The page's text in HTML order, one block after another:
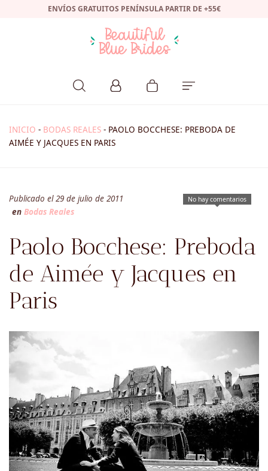
ENVÍOS GRATUITOS PENÍNSULA PARTIR DE +55€
INICIO - BODAS REALES - PAOLO BOCCHESE: PREBODA DE
AIMÉE Y JACQUES EN PARIS
No hay comentarios
Publicado el 29 de julio de 2011
en Bodas Reales
Paolo Bocchese: Preboda
de Aimée y Jacques en
Paris